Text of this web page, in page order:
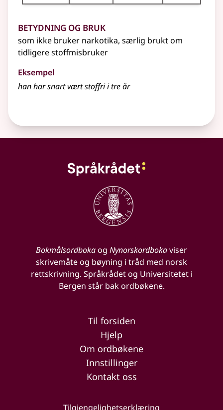
Betydning og bruk
som ikke bruker narkotika, særlig brukt om
tidligere stoffmisbruker
Eksempel
han har snart vært stoffri i tre år
Bokmålsordbokaog Nynorskordbokaviser
skrivemåte og bøyning i tråd med norsk
rettskrivning. Språkrådet og Universitetet i
Bergen står bak ordbøkene.
Til forsiden
Hjelp
Om ordbøkene
Innstillinger
Kontakt oss
Tilgjengelighetserklæring